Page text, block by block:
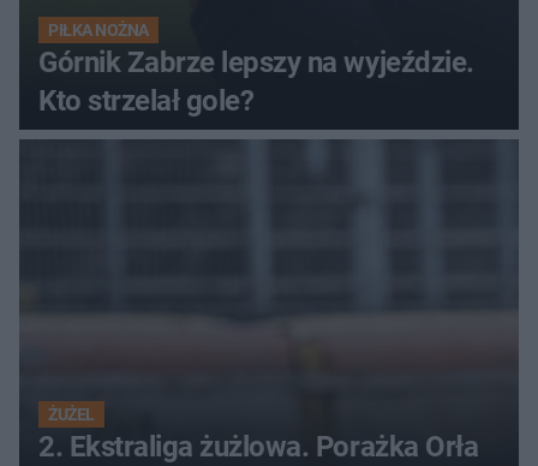
PIŁKA NOŻNA
Górnik Zabrze lepszy na wyjeździe.
Kto strzelał gole?
ŻUŻEL
2. Ekstraliga żużlowa. Porażka Orła